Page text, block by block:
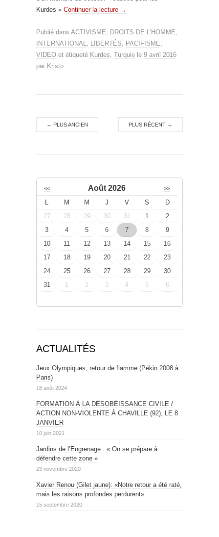
Kurdes » Continuer la lecture →
Publié dans ACTIVISME DROITS DE L'HOMME
INTERNATIONAL
LIBERTÉS PACIFISME
VIDEO et étiqueté Kurdes Turquie le 9 avril 2016
par Kristo
← PLUS ANCIEN PLUS RÉCENT →
<< Août 2026 >>
L M M J V S
D
27
28 29 30 31 1
2
3
4 5 6 7 8
9
10
11 12 13 14 15
16
17
18 19 20 21 22
23
24
25 26 27 28 29
30
31
1 2 3 4 5 6
ACTUALITÉS
Jeux Olympiques, retour de flamme (Pékin 2008 à
Paris)
18 août 2024
FORMATION À LA DÉSOBÉISSANCE CIVILE /
ACTION NON-VIOLENTE À CHAVILLE (92), LE 8
JANVIER
10 juin 2021
Jardins de l’Engrenage : « On se prépare à
défendre cette zone »
23 novembre 2020
Xavier Renou (Gilet jaune): «Notre retour a été raté,
mais les raisons profondes perdurent»
15 septembre 2020